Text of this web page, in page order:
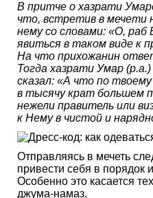
В притче о хазрати
что, встретив в мечети
нему со словами: «О,
явиться в таком виде к
На что прихожанин
Тогда хазрати Умар
сказал: «А что по
в тысячу крат большем
нежели правитель или
к Нему в чистой и
Отправляясь в мечеть
привести себя в порядок
Особенно это касается
джума-намаз.